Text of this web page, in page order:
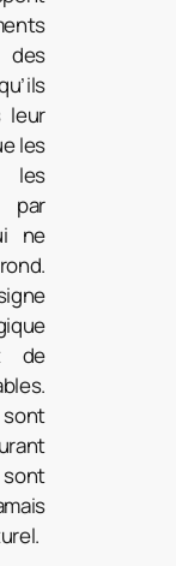
des
leur
les
les
par
ne
de